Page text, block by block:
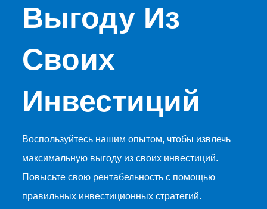
Выгоду Из
Своих
Инвестиций
Воспользуйтесь нашим опытом, чтобы извлечь
максимальную выгоду из своих инвестиций.
Повысьте свою рентабельность с помощью
правильных инвестиционных стратегий.